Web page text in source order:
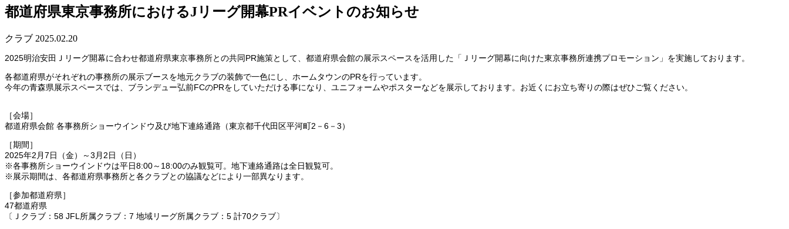
都道府県東京事務所におけるJリーグ開幕PRイベントのお知らせ
クラブ 2025.02.20
2025明治安田Ｊリーグ開幕に合わせ都道府県東京事務所との共同PR施策として、都道府県会館の展示スペースを活用した「Ｊリーグ開幕に向けた東京事務所連携プロモーション」を実施しております。
各都道府県がそれぞれの事務所の展示ブースを地元クラブの装飾で一色にし、ホームタウンのPRを行っています。
今年の青森県展示スペースでは、ブランデュー弘前FCのPRをしていただける事になり、ユニフォームやポスターなどを展示しております。お近くにお立ち寄りの際はぜひご覧ください。
［会場］
都道府県会館 各事務所ショーウインドウ及び地下連絡通路（東京都千代田区平河町2－6－3）
［期間］
2025年2月7日（金）～3月2日（日）
※各事務所ショーウインドウは平日8:00～18:00のみ観覧可。地下連絡通路は全日観覧可。
※展示期間は、各都道府県事務所と各クラブとの協議などにより一部異なります。
［参加都道府県］
47都道府県
〔Ｊクラブ：58 JFL所属クラブ：7 地域リーグ所属クラブ：5 計70クラブ〕